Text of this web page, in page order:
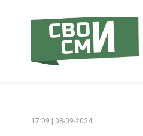
17:09 | 08-09-2024